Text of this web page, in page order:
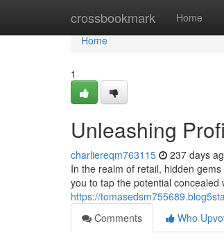
crossbookmark Home
Home
Home
1
Unleashing
charliereqm763115 237 days
In the realm of retail, hidden
you to tap the potential
https://
Comments
Who